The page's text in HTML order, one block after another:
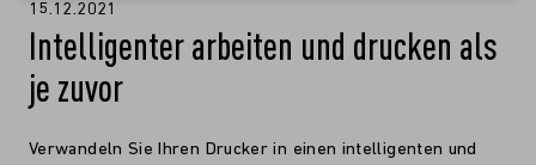
15.12.2021
Intelligenter arbeiten und drucken als
je zuvor
Verwandeln Sie Ihren Drucker in einen intelligenten und